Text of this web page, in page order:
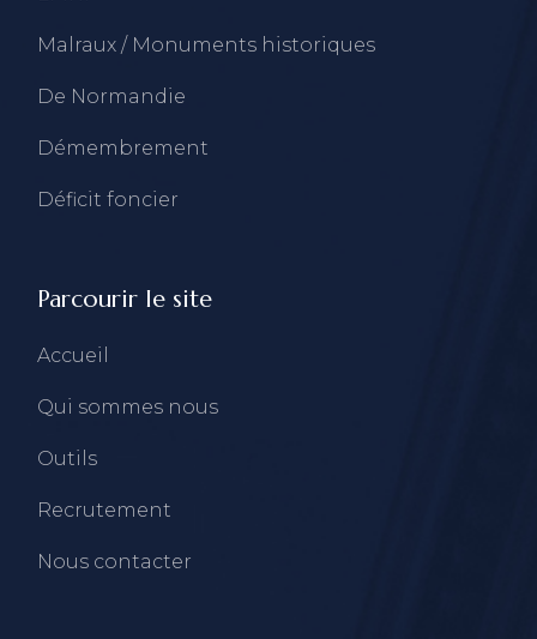
Malraux / Monuments historiques
De Normandie
Démembrement
Déficit foncier
Parcourir le site
Accueil
Qui sommes nous
Outils
Recrutement
Nous contacter